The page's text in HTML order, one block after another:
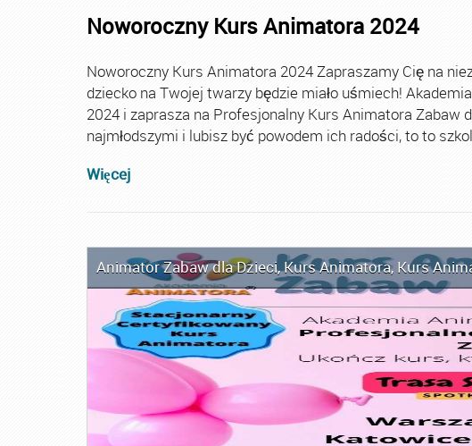
Noworoczny Kurs Animatora 2024
Noworoczny Kurs Animatora 2024 Zapraszamy Cię na
dziecko na Twojej twarzy będzie miało uśmiech!
2024 i zaprasza na Profesjonalny Kurs Animatora Zabaw
najmłodszymi i lubisz być powodem ich radości, to to
Więcej
Animator Zabaw dla Dzieci,Kurs Animatora, Kurs